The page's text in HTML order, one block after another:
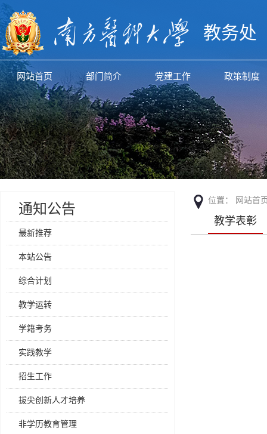
教务处
网站首页 部门简介 党建工作 政策制度
通知公告
最新推荐
本站公告
综合计划
教学运转
学籍考务
实践教学
招生工作
拔尖创新人才培养
非学历教育管理
位置： 网站首
教学表彰